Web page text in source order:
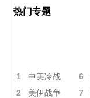
热门专题
1 中美冷战 6
2 美伊战争 7